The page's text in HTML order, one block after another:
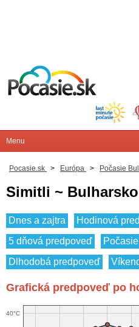
Pocasie.sk > Európa > Počasie
Simitli ~ Bulharsko
Dnes a zajtra
Hodinová
5 dňová predpoveď
Dlhodobá predpoveď
Grafická predpoveď po
40°C